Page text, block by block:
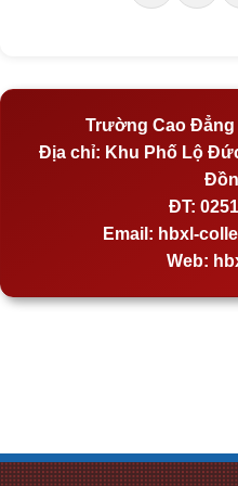
Trường Cao
Địa chỉ: Khu Phố Lộ
ĐT:
Email: hbxl-
Web: